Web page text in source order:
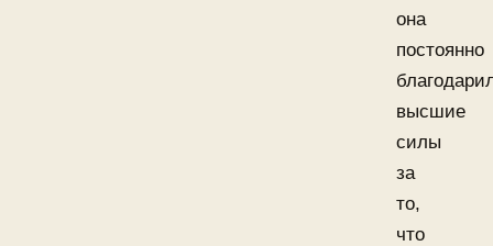
она
постоянно
высшие
силы
за
то,
что